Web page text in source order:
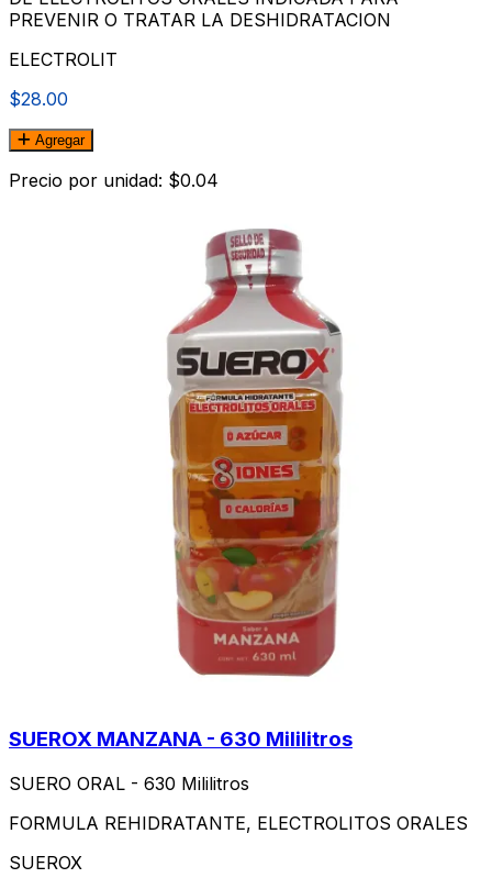
PREVENIR O TRATAR LA DESHIDRATACION
ELECTROLIT
$28.00
Agregar
Precio por unidad: $0.04
SUEROX MANZANA - 630 Mililitros
SUERO ORAL - 630 Mililitros
FORMULA REHIDRATANTE, ELECTROLITOS ORALES
SUEROX